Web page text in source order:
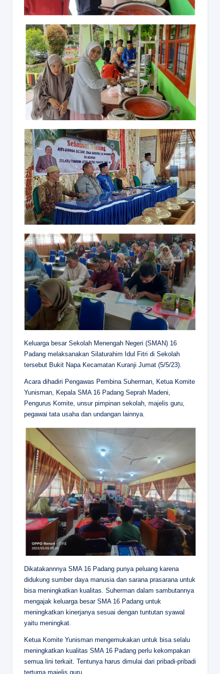
Keluarga besar Sekolah Menengah Negeri (SMAN) 16
Padang melaksanakan Silaturahim Idul Fitri di Sekolah
tersebut Bukit Napa Kecamatan Kuranji Jumat (5/5/23).
Acara dihadiri Pengawas Pembina Suherman, Ketua Komite
Yunisman, Kepala SMA 16 Padang Seprah Madeni,
Pengurus Komite, unsur pimpinan sekolah, majelis guru,
pegawai tata usaha dan undangan lainnya.
Dikatakannnya SMA 16 Padang punya peluang karena
didukung sumber daya manusia dan sarana prasarana untuk
bisa meningkatkan kualitas. Suherman dalam sambutannya
mengajak keluarga besar SMA 16 Padang untuk
meningkatkan kinerjanya sesuai dengan tuntutan syawal
yaitu meningkat.
Ketua Komite Yunisman mengemukakan untuk bisa selalu
meningkatkan kualitas SMA 16 Padang perlu kekompakan
semua lini terkait. Tentunya harus dimulai dari pribadi-pribadi
tertuma majelis guru.